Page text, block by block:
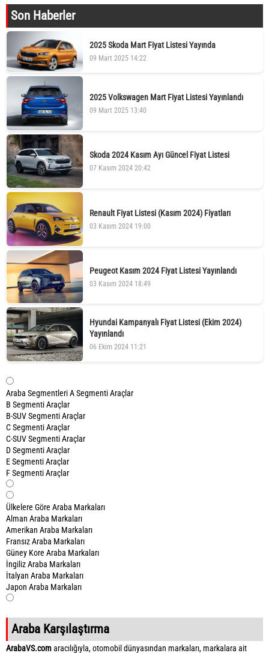
Son Haberler
2025 Skoda Mart Fiyat Listesi Yayında
09 Mart 2025 14:22
2025 Volkswagen Mart Fiyat Listesi Yayınlandı
09 Mart 2025 13:40
Skoda 2024 Kasım Ayı Güncel Fiyat Listesi
07 Kasım 2024 20:42
Renault Fiyat Listesi (Kasım 2024) Fiyatları
03 Kasım 2024 19:00
Peugeot Kasım 2024 Fiyat Listesi Yayınlandı
03 Kasım 2024 18:49
Hyundai Kampanyalı Fiyat Listesi (Ekim 2024)
Yayınlandı
06 Ekim 2024 11:21
Araba SegmentleriA Segmenti Araçlar
B Segmenti Araçlar
B-SUV Segmenti Araçlar
C Segmenti Araçlar
C-SUV Segmenti Araçlar
D Segmenti Araçlar
E Segmenti Araçlar
F Segmenti Araçlar
Ülkelere Göre Araba Markaları
Alman Araba Markaları
Amerikan Araba Markaları
Fransız Araba Markaları
Güney Kore Araba Markaları
İngiliz Araba Markaları
İtalyan Araba Markaları
Japon Araba Markaları
Araba Karşılaştırma
ArabaVS.comaracılığıyla, otomobil dünyasından markaları, markalara ait